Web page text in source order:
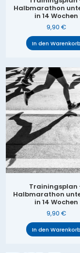
Halbmarathon
in 14 Wochen
9,90 €
In den Warenkorb
Trainingsplan
Halbmarathon
in 14 Wochen
9,90 €
In den Warenkorb